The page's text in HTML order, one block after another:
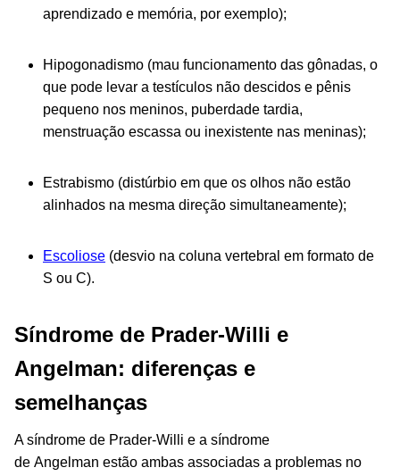
aprendizado e memória, por exemplo);
Hipogonadismo (mau funcionamento das gônadas, o
que pode levar a testículos não descidos e pênis
pequeno nos meninos, puberdade tardia,
menstruação escassa ou inexistente nas meninas);
Estrabismo (distúrbio em que os olhos não estão
alinhados na mesma direção simultaneamente);
Escoliose (desvio na coluna vertebral em formato de
S ou C).
Síndrome de Prader-Willi e
Angelman: diferenças e
semelhanças
A síndrome de Prader-Willi e a síndrome
de Angelman estão ambas associadas a problemas no